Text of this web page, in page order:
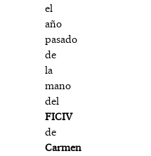
el
año
pasado
de
la
mano
del
FICIV
de
Carmen